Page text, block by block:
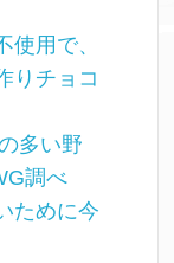
使用で、
りチョコ
多い野
調べ
ために今